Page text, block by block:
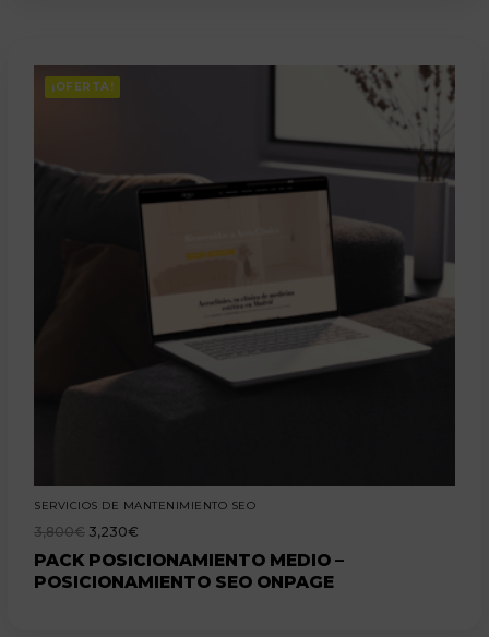
¡OFERTA!
SERVICIOS DE MANTENIMIENTO SEO
3,800€ 3,230€
PACK POSICIONAMIENTO MEDIO –
POSICIONAMIENTO SEO ONPAGE